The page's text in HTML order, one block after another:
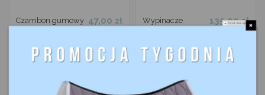
Czambon gumowy 47,00 zł
Wypinacze
trójkątne
135,00 zł
Do not show again.